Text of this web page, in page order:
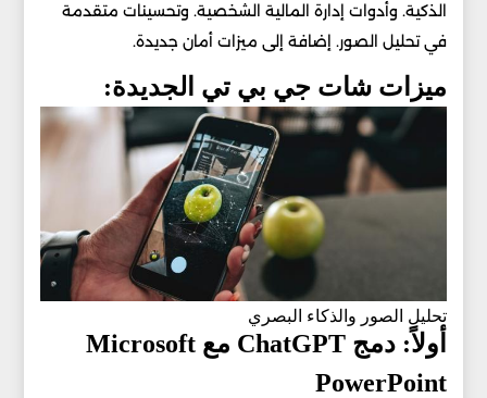
الذكية. وأدوات إدارة المالية الشخصية. وتحسينات متقدمة
في تحليل الصور. إضافة إلى ميزات أمان جديدة.
ميزات شات جي بي تي الجديدة:
تحليل الصور والذكاء البصري
أولاً: دمج ChatGPT مع Microsoft
PowerPoint